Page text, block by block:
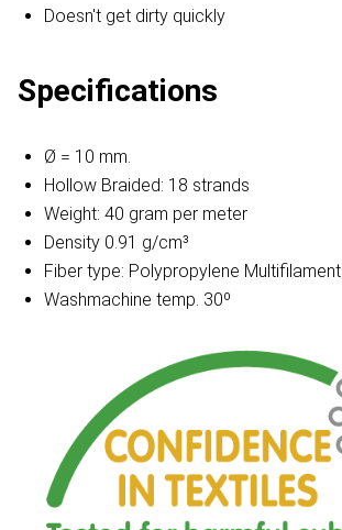
Doesn't get dirty quickly
Specifications
Ø = 10 mm.
Hollow Braided: 18 strands
Weight: 40 gram per meter
Density 0.91 g/cm³
Fiber type: Polypropylene Multifilament
Washmachine temp. 30º